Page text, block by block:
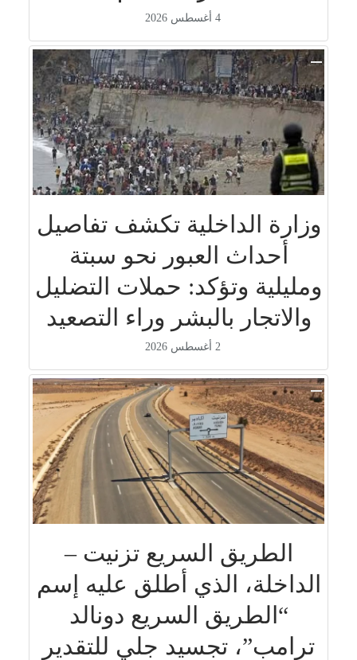
4 أغسطس 2026
وزارة الداخلية تكشف تفاصيل
أحداث العبور نحو سبتة
ومليلية وتؤكد: حملات التضليل
والاتجار بالبشر وراء التصعيد
2 أغسطس 2026
الطريق السريع تزنيت –
الداخلة، الذي أطلق عليه إسم
“الطريق السريع دونالد
ترامب”، تجسيد جلي للتقدير